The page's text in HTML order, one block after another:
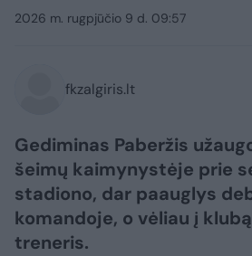
2026 m. rugpjūčio 9 d. 09:57
fkzalgiris.lt
Gediminas Paberžis
šeimų kaimynystėje prie
stadiono, dar paauglys
komandoje, o vėliau į
treneris.